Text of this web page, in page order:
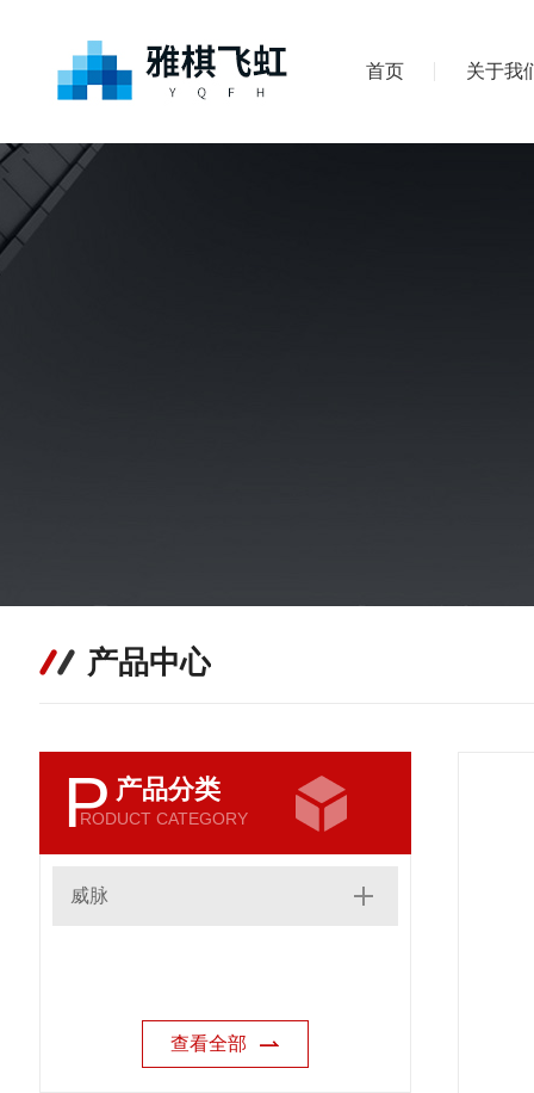
首页 关于我
产品中心
P 产品分类
RODUCT CATEGORY
威脉
查看全部